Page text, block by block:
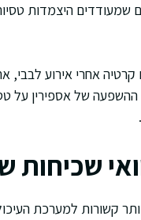
שמעודדים היצמדות
אחרי אירוע לבבי,
ההשפעה של אספירין על
שכיחות
קשורות למערכת